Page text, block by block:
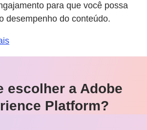
para que você possa
desempenho do conteúdo.
escolher a Adobe
Platform?